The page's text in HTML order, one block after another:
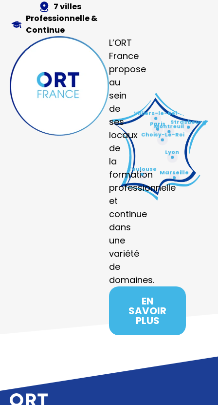
Lyon
Paris
Montreuil
Strasbourg
Toulouse
Villiers-le-Bel
Choisy-Le-Roi
Marseille
7 villes
Professionnelle &
Continue
L’ORT
France
propose
au
sein
de
ses
locaux
de
la
formation
professionnelle
et
continue
dans
une
variété
de
domaines.
EN
SAVOIR
PLUS